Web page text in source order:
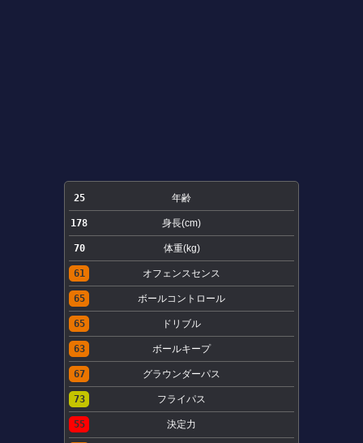
25 年齢
178 身長(cm)
70 体重(kg)
61 オフェンスセンス
65 ボールコントロール
65 ドリブル
63 ボールキープ
67 グラウンダーパス
73 フライパス
55 決定力